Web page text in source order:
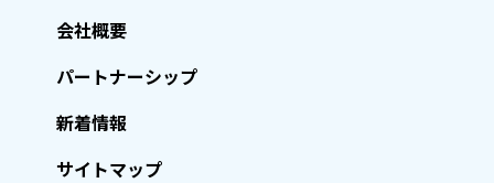
会社概要
パートナーシップ
新着情報
サイトマップ